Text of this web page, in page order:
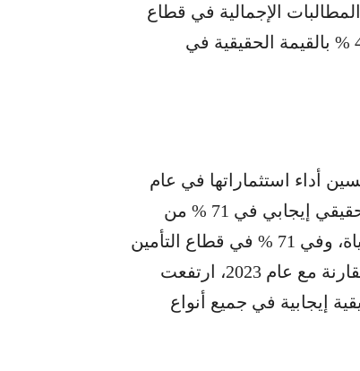
مدفوعات المطالبات الإجمالية في قطاع
التأمين على الحياة بنسبة 10.1 % بالقيمة الاسمية و 4.6 % بالقيمة الحقيقية في
أداء استثماراتها في عام
2024. وسجّلت شركات التأمين معدل عائد استثماري حقيقي إيجابي في 71 % من
الدول التي قدّمت تقاريرها في قطاع التأمين على الحياة، وفي 71 % في قطاع التأمين
على غير الحياة، وفي 68 % في القطاع المختلط. وبالمقارنة مع عام 2023، ارتفعت
إيجابية في جميع أنواع